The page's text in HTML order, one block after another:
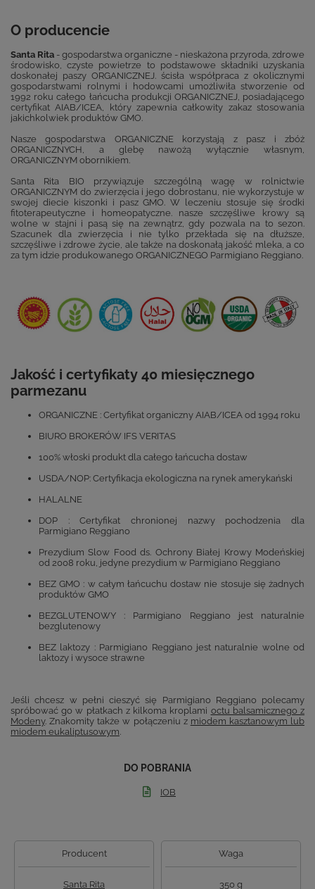
O producencie
Santa Rita - gospodarstwa organiczne - nieskażona przyroda, zdrowe
środowisko, czyste powietrze to podstawowe składniki uzyskania
doskonałej paszy ORGANICZNEJ. ścisła współpraca z okolicznymi
gospodarstwami rolnymi i hodowcami umożliwiła stworzenie od
1992 roku całego łańcucha produkcji ORGANICZNEJ, posiadającego
certyfikat AIAB/ICEA, który zapewnia całkowity zakaz stosowania
jakichkolwiek produktów GMO.
Nasze gospodarstwa ORGANICZNE korzystają z pasz i zbóż
ORGANICZNYCH, a glebę nawożą wyłącznie własnym,
ORGANICZNYM obornikiem.
Santa Rita BIO przywiązuje szczególną wagę w rolnictwie
ORGANICZNYM do zwierzęcia i jego dobrostanu, nie wykorzystuje w
swojej diecie kiszonki i pasz GMO. W leczeniu stosuje się środki
fitoterapeutyczne i homeopatyczne. nasze szczęśliwe krowy są
wolne w stajni i pasą się na zewnątrz, gdy pozwala na to sezon.
Szacunek dla zwierzęcia i nie tylko przekłada się na dłuższe,
szczęśliwe i zdrowe życie, ale także na doskonałą jakość mleka, a co
za tym idzie produkowanego ORGANICZNEGO Parmigiano Reggiano.
Jakość i certyfikaty 40 miesięcznego
parmezanu
ORGANICZNE : Certyfikat organiczny AIAB/ICEA od 1994 roku
BIURO BROKERÓW IFS VERITAS
100% włoski produkt dla całego łańcucha dostaw
USDA/NOP: Certyfikacja ekologiczna na rynek amerykański
HALALNE
DOP : Certyfikat chronionej nazwy pochodzenia dla
Parmigiano Reggiano
Prezydium Slow Food ds. Ochrony Białej Krowy Modeńskiej
od 2008 roku, jedyne prezydium w Parmigiano Reggiano
BEZ GMO : w całym łańcuchu dostaw nie stosuje się żadnych
produktów GMO
BEZGLUTENOWY : Parmigiano Reggiano jest naturalnie
bezglutenowy
BEZ laktozy : Parmigiano Reggiano jest naturalnie wolne od
laktozy i wysoce strawne
Jeśli chcesz w pełni cieszyć się Parmigiano Reggiano polecamy
spróbować go w płatkach z kilkoma kroplami octu balsamicznego z
Modeny. Znakomity także w połączeniu z miodem kasztanowym lub
miodem eukaliptusowym.
DO POBRANIA
IOB
Producent
Santa Rita
Waga
350 g